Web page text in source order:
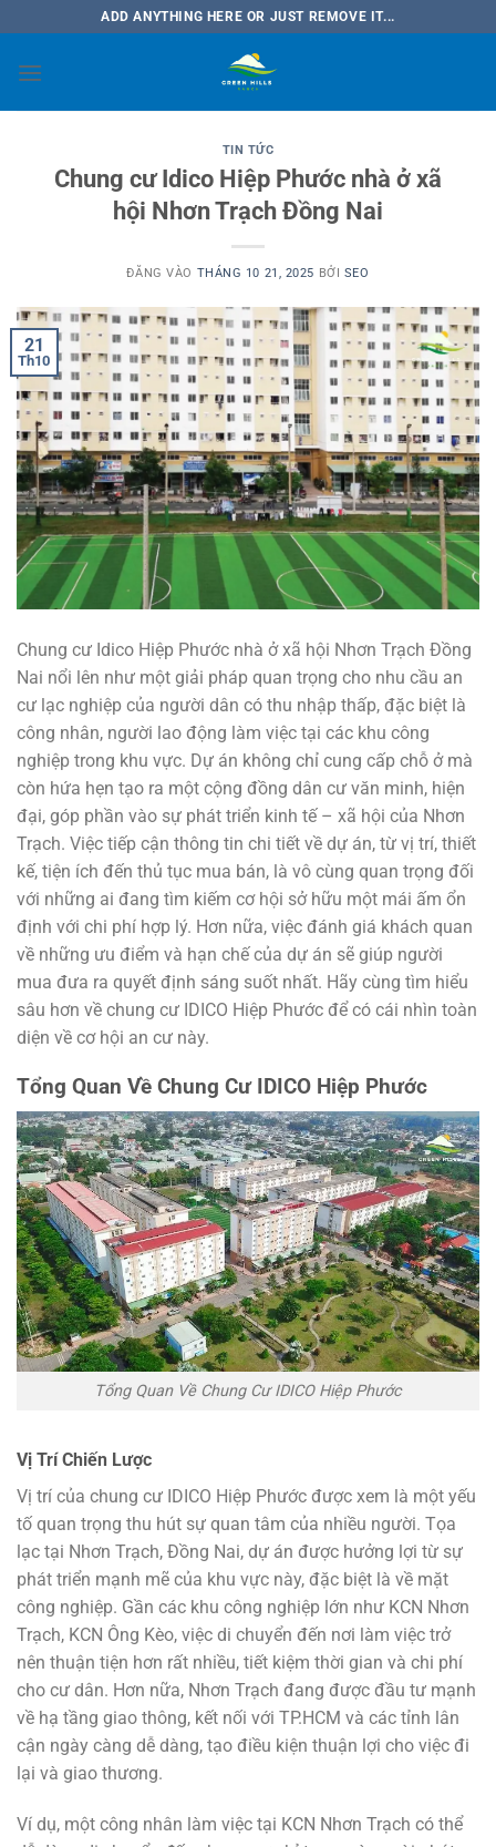
qua
nội
ADD ANYTHING HERE OR JUST REMOVE IT...
TIN TỨC
Chung cư Idico Hiệp Phước nhà ở xã
hội Nhơn Trạch Đồng Nai
ĐĂNG VÀO THÁNG 10 21, 2025 BỞI SEO
21
Th10
Chung cư Idico Hiệp Phước nhà ở xã hội Nhơn Trạch Đồng
Nai nổi lên như một giải pháp quan trọng cho nhu cầu an
cư lạc nghiệp của người dân có thu nhập thấp, đặc biệt là
công nhân, người lao động làm việc tại các khu công
nghiệp trong khu vực. Dự án không chỉ cung cấp chỗ ở mà
còn hứa hẹn tạo ra một cộng đồng dân cư văn minh, hiện
đại, góp phần vào sự phát triển kinh tế – xã hội của Nhơn
Trạch. Việc tiếp cận thông tin chi tiết về dự án, từ vị trí, thiết
kế, tiện ích đến thủ tục mua bán, là vô cùng quan trọng đối
với những ai đang tìm kiếm cơ hội sở hữu một mái ấm ổn
định với chi phí hợp lý. Hơn nữa, việc đánh giá khách quan
về những ưu điểm và hạn chế của dự án sẽ giúp người
mua đưa ra quyết định sáng suốt nhất. Hãy cùng tìm hiểu
sâu hơn về chung cư IDICO Hiệp Phước để có cái nhìn toàn
diện về cơ hội an cư này.
Tổng Quan Về Chung Cư IDICO Hiệp Phước
Tổng Quan Về Chung Cư IDICO Hiệp Phước
Vị Trí Chiến Lược
Vị trí của chung cư IDICO Hiệp Phước được xem là một yếu
tố quan trọng thu hút sự quan tâm của nhiều người. Tọa
lạc tại Nhơn Trạch, Đồng Nai, dự án được hưởng lợi từ sự
phát triển mạnh mẽ của khu vực này, đặc biệt là về mặt
công nghiệp. Gần các khu công nghiệp lớn như KCN Nhơn
Trạch, KCN Ông Kèo, việc di chuyển đến nơi làm việc trở
nên thuận tiện hơn rất nhiều, tiết kiệm thời gian và chi phí
cho cư dân. Hơn nữa, Nhơn Trạch đang được đầu tư mạnh
về hạ tầng giao thông, kết nối với TP.HCM và các tỉnh lân
cận ngày càng dễ dàng, tạo điều kiện thuận lợi cho việc đi
lại và giao thương.
Ví dụ, một công nhân làm việc tại KCN Nhơn Trạch có thể